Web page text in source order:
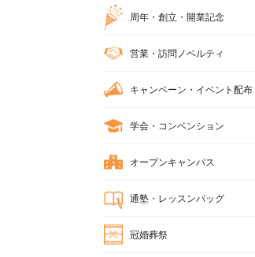
周年・創立・開業記念
営業・訪問ノベルティ
キャンペーン・イベント配布
学会・コンベンション
オープンキャンパス
通塾・レッスンバッグ
冠婚葬祭